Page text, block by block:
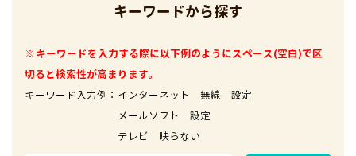
キーワードから探す
※キーワードを入力する際に以下例のようにスペース(空白)で区
切ると検索性が高まります。
キーワード入力例：インターネット 無線 設定
メールソフト 設定
テレビ 映らない